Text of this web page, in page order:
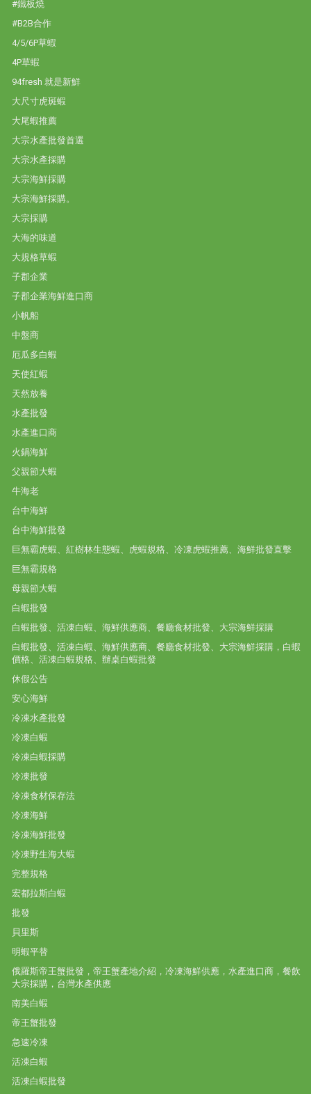
#鐵板燒
#B2B合作
4/5/6P草蝦
4P草蝦
94fresh 就是新鮮
大尺寸虎斑蝦
大尾蝦推薦
大宗水產批發首選
大宗水產採購
大宗海鮮採購
大宗海鮮採購。
大宗採購
大海的味道
大規格草蝦
子郡企業
子郡企業海鮮進口商
小帆船
中盤商
厄瓜多白蝦
天使紅蝦
天然放養
水產批發
水產進口商
火鍋海鮮
父親節大蝦
牛海老
台中海鮮
台中海鮮批發
巨無霸虎蝦、紅樹林生態蝦、虎蝦規格、冷凍虎蝦推薦、海鮮批發直擊
巨無霸規格
母親節大蝦
白蝦批發
白蝦批發、活凍白蝦、海鮮供應商、餐廳食材批發、大宗海鮮採購
白蝦批發、活凍白蝦、海鮮供應商、餐廳食材批發、大宗海鮮採購，白蝦
價格、活凍白蝦規格、辦桌白蝦批發
休假公告
安心海鮮
冷凍水產批發
冷凍白蝦
冷凍白蝦採購
冷凍批發
冷凍食材保存法
冷凍海鮮
冷凍海鮮批發
冷凍野生海大蝦
完整規格
宏都拉斯白蝦
批發
貝里斯
明蝦平替
俄羅斯帝王蟹批發，帝王蟹產地介紹，冷凍海鮮供應，水產進口商，餐飲
大宗採購，台灣水產供應
南美白蝦
帝王蟹批發
急速冷凍
活凍白蝦
活凍白蝦批發